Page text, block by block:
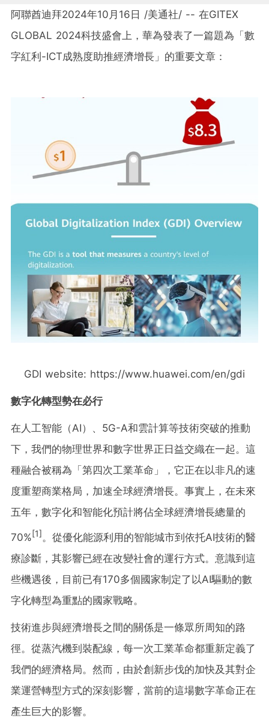
阿聯酋迪拜2024年10月16日 /美通社/ -- 在GITEX
GLOBAL 2024科技盛會上，華為發表了一篇題為「數
字紅利-ICT成熟度助推經濟增長」的重要文章：
GDI website: https://www.huawei.com/en/gdi
數字化轉型勢在必行
在人工智能（AI）、5G-A和雲計算等技術突破的推動
下，我們的物理世界和數字世界正日益交織在一起。這
種融合被稱為「第四次工業革命」，它正在以非凡的速
度重塑商業格局，加速全球經濟增長。事實上，在未來
五年，數字化和智能化預計將佔全球經濟增長總量的
70%[1]。從優化能源利用的智能城市到依托AI技術的醫
療診斷，其影響已經在改變社會的運行方式。意識到這
些機遇後，目前已有170多個國家制定了以AI驅動的數
字化轉型為重點的國家戰略。
技術進步與經濟增長之間的關係是一條眾所周知的路
徑。從蒸汽機到裝配線，每一次工業革命都重新定義了
我們的經濟格局。然而，由於創新步伐的加快及其對企
業運營轉型方式的深刻影響，當前的這場數字革命正在
產生巨大的影響。